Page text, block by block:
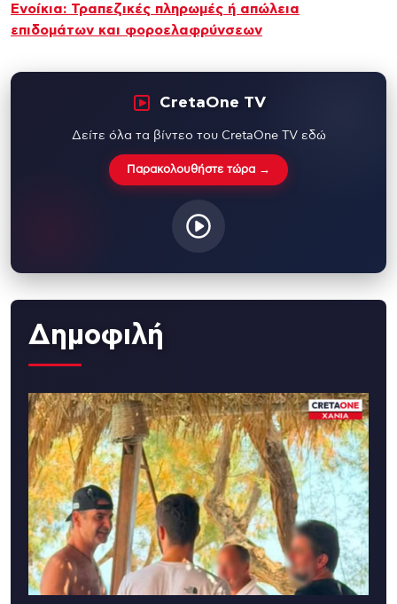
Ενοίκια: Τραπεζικές πληρωμές ή απώλεια
επιδομάτων και φοροελαφρύνσεων
CretaOne TV
Δείτε όλα τα βίντεο του CretaOne TV εδώ
Παρακολουθήστε τώρα →
Δημοφιλή